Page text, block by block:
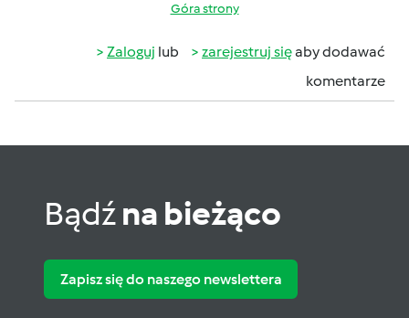
Góra strony
Zaloguj lub zarejestruj sięaby dodawać
komentarze
Bądźna bieżąco
Zapisz się do naszego newslettera